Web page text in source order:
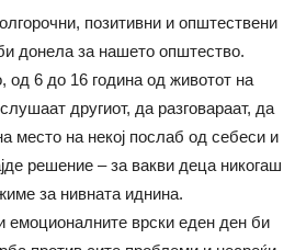
позитивни и општествени
донела за нашето општество.
6 до 16 година од животот на
другиот, да разговараат, да
место на некој послаб од себеси и
решение – за вакви деца никогаш
за нивната иднина.
емоционалните врски еден ден би